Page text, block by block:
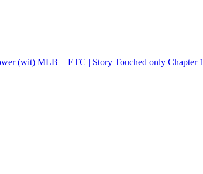
(wit) MLB + ETC | Story Touched only Chapter 1